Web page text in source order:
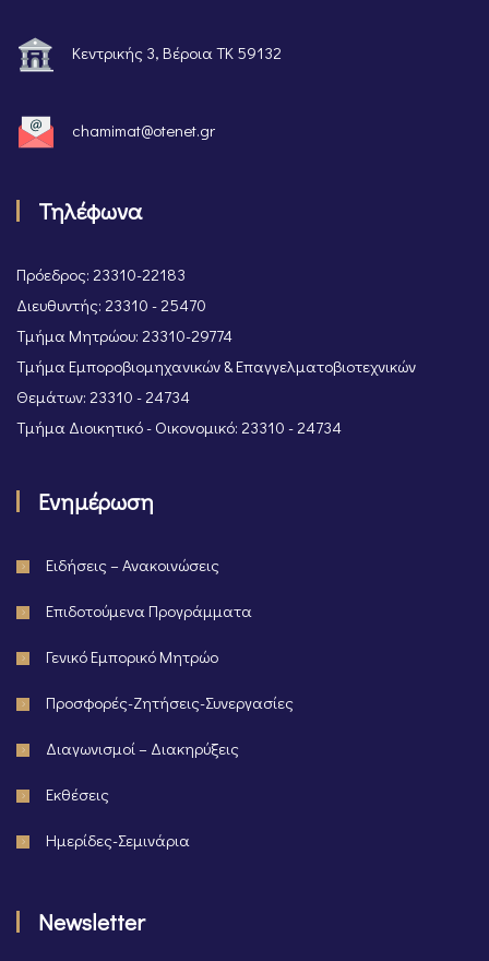
Κεντρικής 3, Βέροια ΤΚ 59132
chamimat@otenet.gr
Τηλέφωνα
Πρόεδρος: 23310-22183
Διευθυντής: 23310 - 25470
Τμήμα Μητρώου: 23310-29774
Τμήμα Εμποροβιομηχανικών & Επαγγελματοβιοτεχνικών
Θεμάτων: 23310 - 24734
Τμήμα Διοικητικό - Οικονομικό: 23310 - 24734
Ενημέρωση
Ειδήσεις – Ανακοινώσεις
Επιδοτούμενα Προγράμματα
Γενικό Εμπορικό Μητρώο
Προσφορές-Ζητήσεις-Συνεργασίες
Διαγωνισμοί – Διακηρύξεις
Εκθέσεις
Ημερίδες-Σεμινάρια
Newsletter